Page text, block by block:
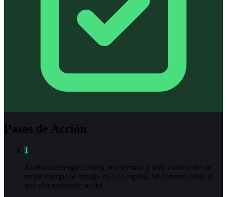
Pasos de Acción
1
Audita tu energía: rastrea una semana y nota cuándo das tu
mejor energía al trabajo vs. a tu esposa. Sé honesto sobre lo
que ella realmente recibe.